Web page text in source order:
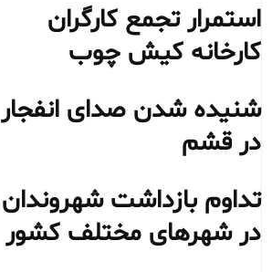
استمرار تجمع کارگران
کارخانه کیش چوب
شنیده شدن صدای انفجار
در قشم
تداوم بازداشت شهروندان
در شهرهای مختلف کشور